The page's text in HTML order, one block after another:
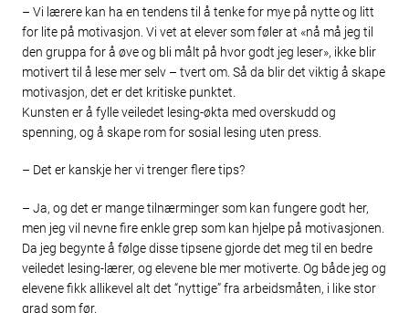
– Vi lærere kan ha en tendens til å tenke for mye på nytte og litt
for lite på motivasjon. Vi vet at elever som føler at «nå må jeg til
den gruppa for å øve og bli målt på hvor godt jeg leser», ikke blir
motivert til å lese mer selv – tvert om. Så da blir det viktig å skape
motivasjon, det er det kritiske punktet.
Kunsten er å fylle veiledet lesing-økta med overskudd og
spenning, og å skape rom for sosial lesing uten press.
– Det er kanskje her vi trenger flere tips?
– Ja, og det er mange tilnærminger som kan fungere godt her,
men jeg vil nevne fire enkle grep som kan hjelpe på motivasjonen.
Da jeg begynte å følge disse tipsene gjorde det meg til en bedre
veiledet lesing-lærer, og elevene ble mer motiverte. Og både jeg og
elevene fikk allikevel alt det “nyttige” fra arbeidsmåten, i like stor
grad som før.